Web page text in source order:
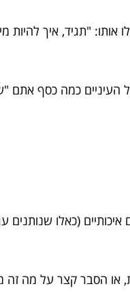
"תגיד, איך להיות
העיניים כמה כסף אתם
(כאלו שנותנים
או הסבר קצר על מה זה